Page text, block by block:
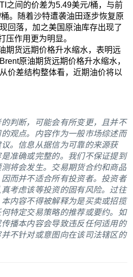
之间的价差为5.49美元/桶，与前
。随着沙特遭袭油田逐步恢复原
回落，加之美国原油库存出现了
压作用更为明显。
期货远期价格升水缩水，表明远
原油期货远期价格升水缩水，
价差结构整体看，近期油价将以
判断，可能会有所变更，且并不
观点。内容作为一般市场综述而
。信息从据信为可靠的来源获
准确或完整的。我们不保证提到
将会发生。交易期货合约和商品
而并不适合所有投资者。投资者
考虑该等投资的固有风险。过往
内容不得被解释为是买卖或招揽
特定交易策略的推荐或要约。如
播本内容会导致违反任何适用的
不针对或意图向在该司法辖区的